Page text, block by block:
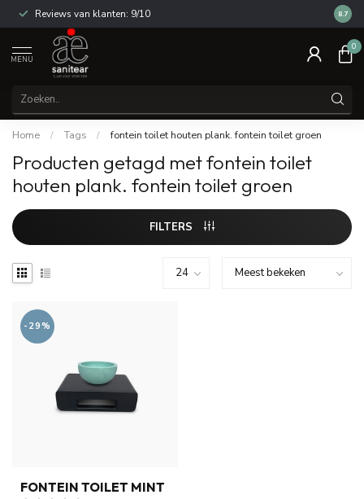
Reviews van klanten: 9/10 14
8.7
MENU
0
Home / Tags / fontein toilet houten plank. fontein toilet groen
Producten getagd met fontein toilet
houten plank. fontein toilet groen
FILTERS
-29%
FONTEIN TOILET MINT